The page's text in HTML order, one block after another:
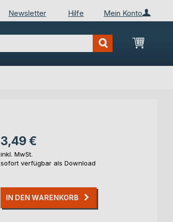
Mein Konto
Newsletter Hilfe
Mein
3,49 €
inkl. MwSt.
sofort verfügbar als Download
IN DEN WARENKORB